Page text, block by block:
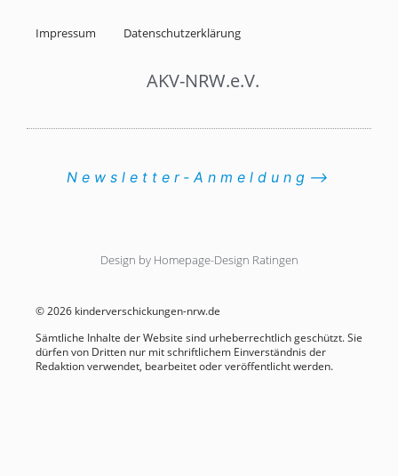
Impressum Datenschutzerklärung
AKV-NRW.e.V.
Newsletter-Anmeldung⟶
Design by Homepage-Design Ratingen
© 2026 kinderverschickungen-nrw.de
Sämtliche Inhalte der Website sind urheberrechtlich geschützt. Sie
dürfen von Dritten nur mit schriftlichem Einverständnis der
Redaktion verwendet, bearbeitet oder veröffentlicht werden.